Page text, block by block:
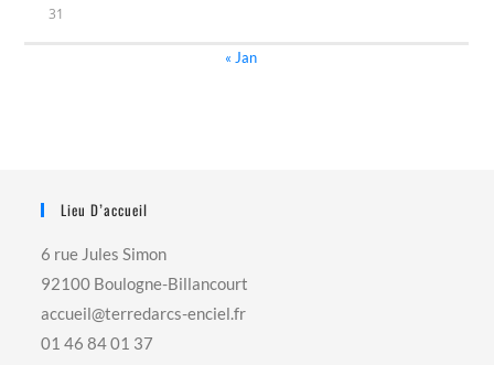
31
« Jan
Lieu D’accueil
6 rue Jules Simon
92100 Boulogne-Billancourt
accueil@terredarcs-enciel.fr
01 46 84 01 37